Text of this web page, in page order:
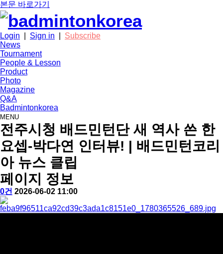
본문 바로가기
Login Sign in
Subscribe
News
Tournament
People & Lesson
Product
Photo
Magazine
Q&A
Badmintonkorea
MENU
news
전주시청 배드민턴단 새 역사 쓴 한
요셉-박다연 인터뷰! | 배드민턴코리
아 뉴스 클립
페이지 정보
작
성
자
배
드
민
댓
글
0건 작
일
2026-06-02 11:00
본